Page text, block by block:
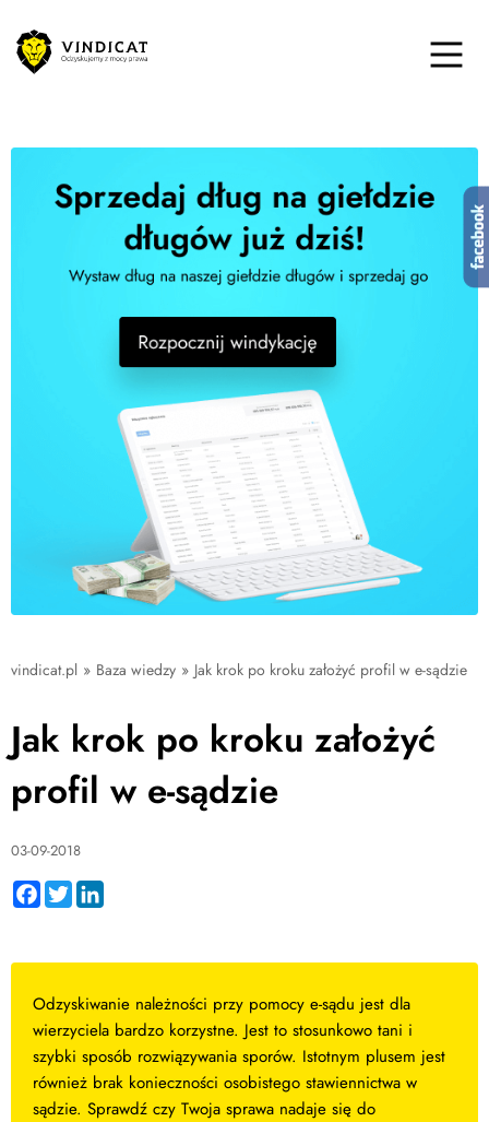
vindicat.pl » Baza wiedzy » Jak krok po kroku założyć profil w e-sądzie
Jak krok po kroku założyć
profil w e-sądzie
03-09-2018
Facebook
Twitter
Odzyskiwanie należności przy pomocy e-sądu jest dla
wierzyciela bardzo korzystne. Jest to stosunkowo tani i
szybki sposób rozwiązywania sporów. Istotnym plusem jest
również brak konieczności osobistego stawiennictwa w
sądzie. Sprawdź czy Twoja sprawa nadaje się do